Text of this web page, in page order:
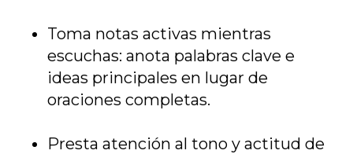
Toma notas activas mientras
escuchas: anota palabras clave e
ideas principales en lugar de
oraciones completas.
Presta atención al tono y actitud de